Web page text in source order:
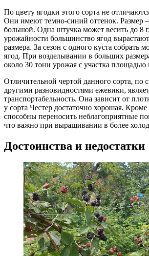
По цвету ягодки этого сорта не
Они имеют темно-синий оттенок. Размер –
большой. Одна штучка может весить до 8
урожайности большинство ягод
размера. За сезон с одного куста собрать
ягод. При возделывании в больших
около 30 тонн урожая с участка площадью
Отличительной чертой данного сорта, по
другими разновидностями ежевики,
транспортабельность. Она зависит от
у сорта Честер достаточно хорошая.
способны переносить неблагоприятные
что важно при выращивании в более
Достоинства и недостатки